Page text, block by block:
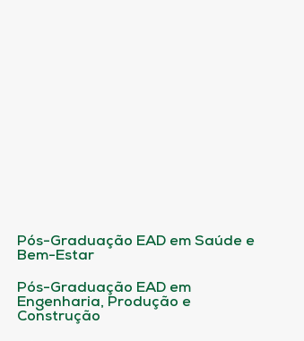
Pós-Graduação EAD em Saúde e
Bem-Estar
Pós-Graduação EAD em
Engenharia, Produção e
Construção